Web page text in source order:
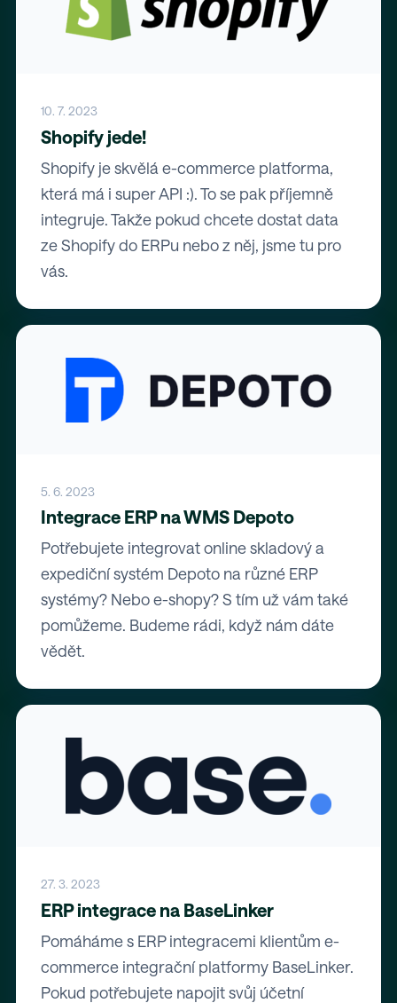
10. 7. 2023
Shopify jede!
Shopify je skvělá e-commerce platforma,
která má i super API :). To se pak příjemně
integruje. Takže pokud chcete dostat data
ze Shopify do ERPu nebo z něj, jsme tu pro
vás.
5. 6. 2023
Integrace ERP na WMS Depoto
Potřebujete integrovat online skladový a
expediční systém Depoto na různé ERP
systémy? Nebo e-shopy? S tím už vám také
pomůžeme. Budeme rádi, když nám dáte
vědět.
27. 3. 2023
ERP integrace na BaseLinker
Pomáháme s ERP integracemi klientům e-
commerce integrační platformy BaseLinker.
Pokud potřebujete napojit svůj účetní